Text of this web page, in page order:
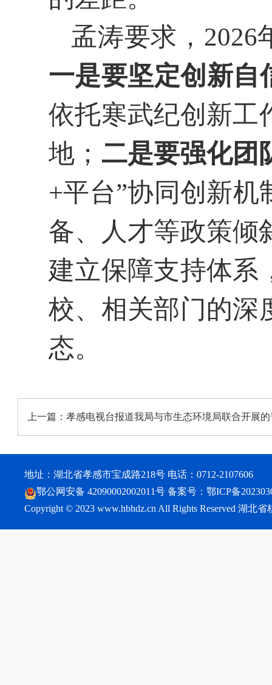
孟涛要求，2026
一是要坚定创新自
依托寒武纪创新工
地； 二是要强化团
+平台”协同创新
备、人才等政策倾
建立保障支持体系
校、相关部门的深
态。
上一篇： 孝感电视台报道我局与市生态环境局联合开展
地址：湖北省孝感市宝成路218号 电话：0712-2107606
鄂公网安备 42090002002011号 备案号： 鄂ICP备
Copyright © 2023 www.hbhdz.cn All Rights Reserved 湖北